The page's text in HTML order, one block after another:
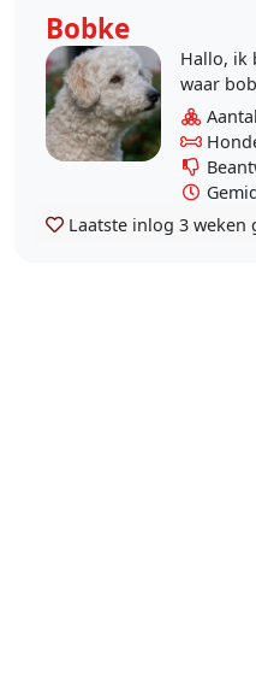
Bobke
Hallo, ik
waar
dagje
wanneer
Laatste inlog 3 weken